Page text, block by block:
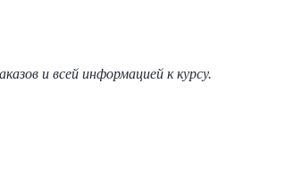
и всей информацией к курсу.